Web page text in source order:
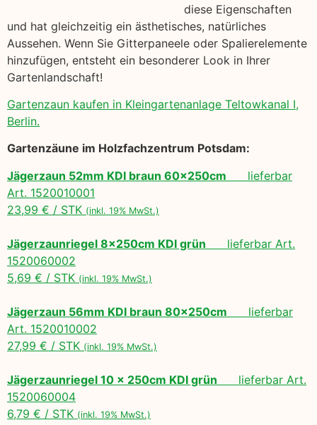
diese Eigenschaften
und hat gleichzeitig ein ästhetisches, natürliches
Aussehen. Wenn Sie Gitterpaneele oder Spalierelemente
hinzufügen, entsteht ein besonderer Look in Ihrer
Gartenlandschaft!
Gartenzaun kaufen in Kleingartenanlage Teltowkanal I,
Berlin.
Gartenzäune im Holzfachzentrum Potsdam:
Jägerzaun 52mm KDI braun 60x250cm lieferbar
Art. 1520010001
23,99 € / STK (inkl. 19% MwSt.)
Jägerzaunriegel 8x250cm KDI grün lieferbar Art.
1520060002
5,69 € / STK (inkl. 19% MwSt.)
Jägerzaun 56mm KDI braun 80x250cm lieferbar
Art. 1520010002
27,99 € / STK (inkl. 19% MwSt.)
Jägerzaunriegel 10 x 250cm KDI grün lieferbar Art.
1520060004
6,79 € / STK (inkl. 19% MwSt.)